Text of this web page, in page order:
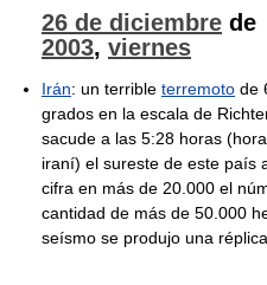
26 de diciembre de
2003, viernes
Irán: un terrible terremoto de
grados en la escala de
sacude a las 5:28 horas (hora
iraní) el sureste de este país
cifra en más de 20.000 el
cantidad de más de 50.000
seísmo se produjo una